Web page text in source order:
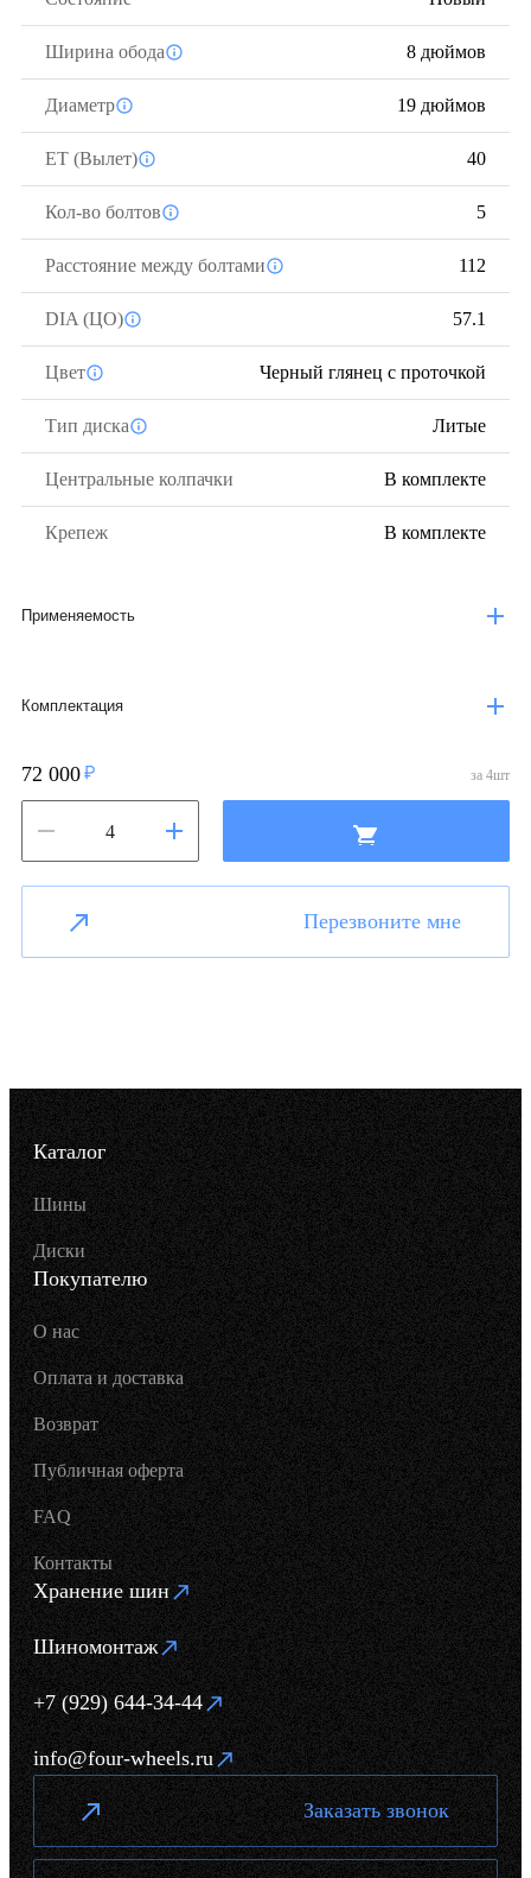
Ширина обода 8 дюймов
Диаметр 19 дюймов
ЕТ (Вылет) 40
Кол-во болтов 5
Расстояние между болтами 112
DIA (ЦО) 57.1
Цвет Черный глянец с проточкой
Тип диска Литые
Центральные колпачки В комплекте
Крепеж В комплекте
Применяемость
Комплектация
72 000 за 4шт
Перезвоните мне
Каталог
Шины
Диски
Покупателю
О нас
Оплата и доставка
Возврат
Публичная оферта
FAQ
Контакты
Хранение шин
Шиномонтаж
+7 (929) 644-34-44
info@four-wheels.ru
Заказать звонок